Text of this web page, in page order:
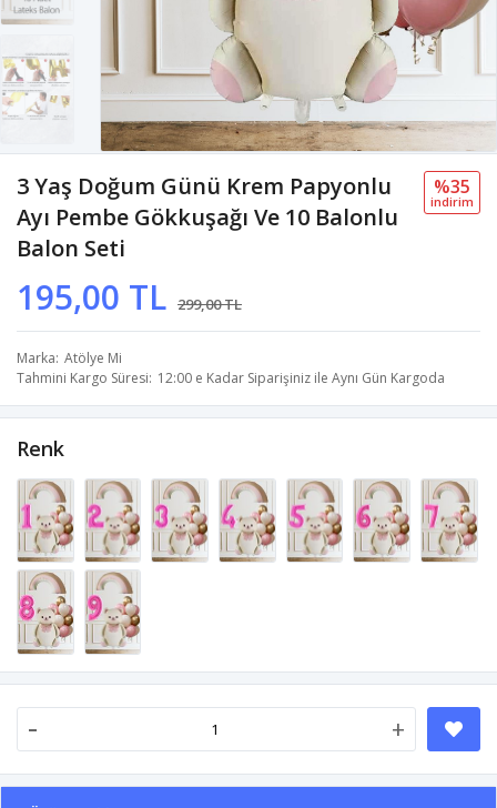
3 Yaş Doğum Günü Krem Papyonlu
Ayı Pembe Gökkuşağı Ve 10 Balonlu
Balon Seti
195,00 TL 299,00 TL
%35
i̇ndi̇ri̇m
Marka Atölye Mi
Tahmini Kargo Süresi 12:00 e Kadar Siparişiniz ile Aynı Gün Kargoda
Renk
- +